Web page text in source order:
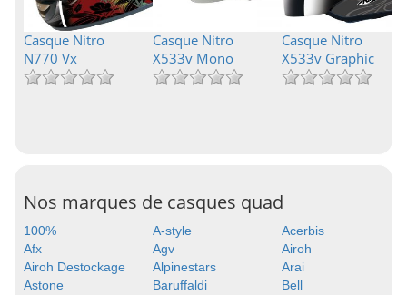
Casque Nitro
N770 Vx
Casque Nitro
X533v Mono
Casque Nitro
X533v Graphic
Nos marques de casques quad
100% A-style
Acerbis
Afx
Agv
Airoh
Airoh Destockage
Alpinestars
Arai
Astone
Baruffaldi
Bell